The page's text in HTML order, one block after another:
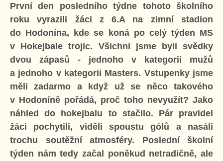
První den posledního týdne tohoto školního
roku vyrazili žáci z 6.A na zimní stadion
do Hodonína, kde se koná po celý týden MS
v Hokejbale trojic. Všichni jsme byli svědky
dvou zápasů - jednoho v kategorii mužů
a jednoho v kategorii Masters. Vstupenky jsme
měli zadarmo a když už se něco takového
v Hodoníně pořádá, proč toho nevyužít? Jako
náhled do hokejbalu to stačilo. Pár pravidel
žáci pochytili, viděli spoustu gólů a nasáli
trochu soutěžní atmosféry. Poslední školní
týden nám tedy začal poněkud netradičně, ale